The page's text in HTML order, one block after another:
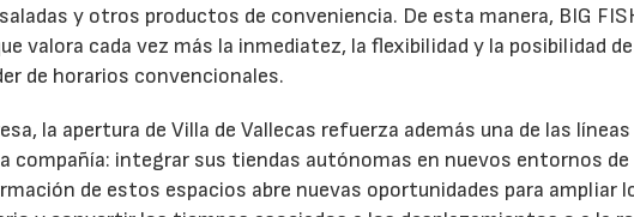
y otros productos de conveniencia. De esta manera, BIG
valora cada vez más la inmediatez, la flexibilidad y la posibilidad
de horarios convencionales.
la apertura de Villa de Vallecas refuerza además una de las líneas
compañía: integrar sus tiendas autónomas en nuevos entornos de
de estos espacios abre nuevas oportunidades para ampliar